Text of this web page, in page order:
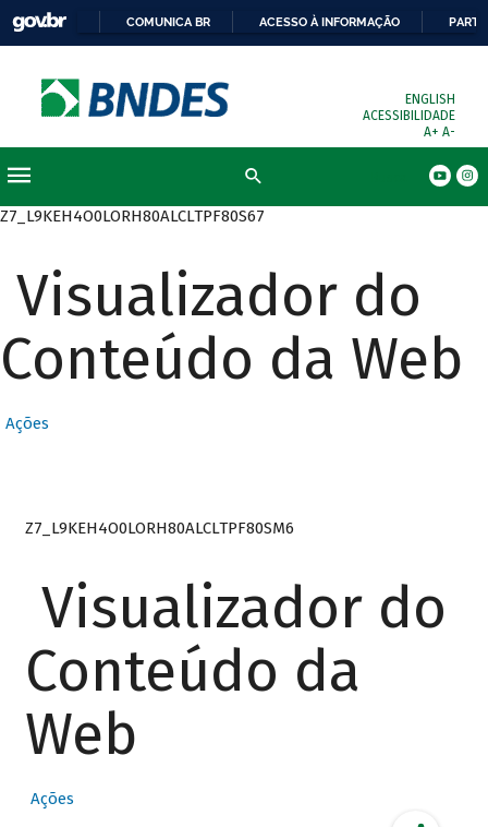
COMUNICA BR ACESSO À INFORMAÇÃO
ENGLISH
ACESSIBILIDADE
A+ A-
Z7_L9KEH4O0LORH80ALCLTPF80S67
Visualizador do
Conteúdo da Web
Ações
Z7_L9KEH4O0LORH80ALCLTPF80SM6
Visualizador do
Conteúdo da
Web
Ações